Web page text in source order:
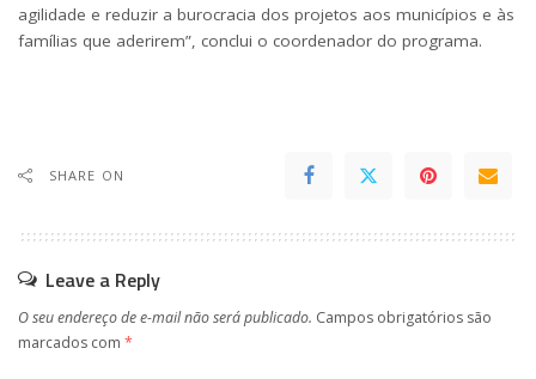
agilidade e reduzir a burocracia dos projetos aos municípios e às
famílias que aderirem”, conclui o coordenador do programa.
SHARE ON
Leave a Reply
O seu endereço de e-mail não será publicado. Campos obrigatórios são
marcados com *